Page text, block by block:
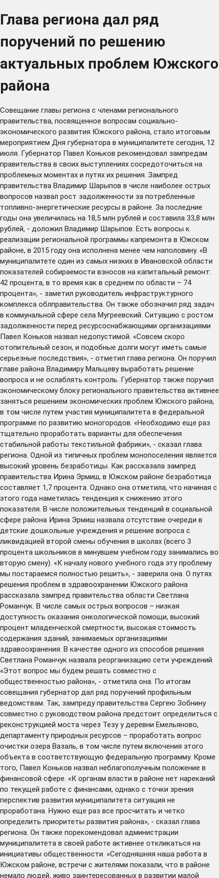
Глава региона дал ряд
поручений по решению
актуальных проблем Южского
района
Совещание главы региона с членами регионального
правительства, посвященное вопросам социально-
экономического развития Южского района, стало итоговым
мероприятием Дня губернатора в муниципалитете сегодня, 12
июля. Губернатор Павел Коньков рекомендовал зампредам
правительства в своих выступлениях сосредоточиться на
проблемных моментах и путях их решения. Зампред
правительства Владимир Шарыпов в числе наиболее острых
вопросов назвал рост задолженности за потребленные
топливно-энергетические ресурсы в районе. За последние
годы она увеличилась на 18,5 млн рублей и составила 33,8 млн
рублей, - доложил Владимир Шарыпов. Есть вопросы к
реализации региональной программы капремонта в Южском
районе, в 2015 году она исполнена менее чем наполовину. «В
муниципалитете один из самых низких в Ивановской области
показателей собираемости взносов на капитальный ремонт:
42 процента, в то время как в среднем по области – 74
процента», - заметил руководитель инфраструктурного
комплекса облправительства. Он также обозначил ряд задач
в коммунальной сфере села Мугреевский. Ситуацию с ростом
задолженности перед ресурсоснабжающими организациями
Павел Коньков назвал недопустимой. «Совсем скоро
отопительный сезон, и подобные долги могут иметь самые
серьезные последствия», - отметил глава региона. Он поручил
главе района Владимиру Мальцеву выработать решение
вопроса и не ослаблять контроль. Губернатор также поручил
экономическому блоку регионального правительства активнее
заняться решением экономических проблем Южского района,
в том числе путем участия муниципалитета в федеральной
программе по развитию моногородов. «Необходимо еще раз
тщательно проработать варианты для обеспечения
стабильной работы текстильной фабрики», - сказал глава
региона. Одной из типичных проблем монопоселения является
высокий уровень безработицы. Как рассказала зампред
правительства Ирина Эрмиш, в Южском районе безработица
составляет 1,7 процента. Однако она отметила, что начиная с
этого года наметилась тенденция к снижению этого
показателя. В числе положительных тенденций в социальной
сфере района Ирина Эрмиш назвала отсутствие очереди в
детские дошкольные учреждения и решение вопроса с
ликвидацией второй смены обучения в школах (всего 3
процента школьников в минувшем учебном году занимались во
вторую смену). «К началу нового учебного года эту проблему
мы постараемся полностью решить», - заверила она. О путях
решения проблем в здравоохранении Южского района
рассказала зампред правительства области Светлана
Романчук. В числе самых острых вопросов – низкая
доступность оказания онкологической помощи, высокий
процент младенческой смертности, высокая стоимость
содержания зданий, занимаемых организациями
здравоохранения. В качестве одного из способов решения
Светлана Романчук назвала реорганизацию сети учреждений.
«Этот вопрос мы будем решать совместно с
общественностью района», - отметила она. По итогам
совещания губернатор дал ряд поручений профильным
ведомствам. Так, зампреду правительства Сергею Зобнину
совместно с руководством района предстоит определиться с
реконструкцией моста через Тезу у деревни Емельяново,
департаменту природных ресурсов – проработать вопрос
очистки озера Вазаль, в том числе путем включения этого
объекта в соответствующую федеральную программу. Кроме
того, Павел Коньков назвал неблагополучным положение в
финансовой сфере. «К органам власти в районе нет нареканий
по текущей работе с финансами, однако с точки зрения
перспектив развития муниципалитета ситуация не
проработана. Нужно еще раз все просчитать и четко
определить приоритеты развития района», - сказал глава
региона. Он также порекомендовал администрации
муниципалитета в своей работе активнее откликаться на
инициативы общественности. «Сегодняшняя наша работа в
Южском районе, встречи с жителями показали, что в районе
немало людей, живо заинтересованных в развитии малой